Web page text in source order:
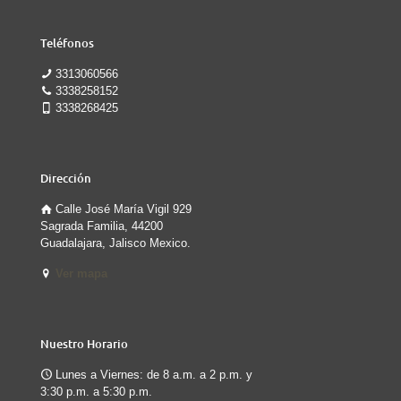
Teléfonos
3313060566
3338258152
3338268425
Dirección
Calle José María Vigil 929
Sagrada Familia, 44200
Guadalajara, Jalisco Mexico.
Nuestro Horario
Lunes a Viernes: de 8 a.m. a 2 p.m. y
3:30 p.m. a 5:30 p.m.